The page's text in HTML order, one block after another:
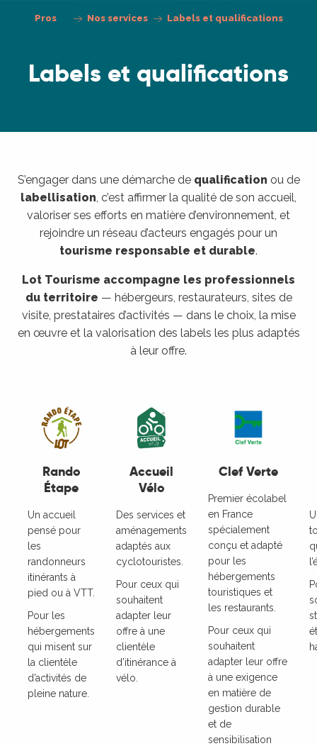
Pros Nos services Labels et qualifications
Labels et qualifications
S’engager dans une démarche de qualification ou de
labellisation, c’est affirmer la qualité de son accueil,
valoriser ses efforts en matière d’environnement, et
rejoindre un réseau d’acteurs engagés pour un
tourisme responsable et durable.
Lot Tourisme accompagne les professionnels
du territoire — hébergeurs, restaurateurs, sites de
visite, prestataires d’activités — dans le choix, la mise
en œuvre et la valorisation des labels les plus adaptés
à leur offre.
Rando
Étape
Un accueil
pensé pour
les
randonneurs
itinérants à
pied ou à VTT.
Pour les
hébergements
qui misent sur
la clientèle
d’activités de
pleine nature.
Accueil
Vélo
Des services et
aménagements
adaptés aux
cyclotouristes.
Pour ceux qui
souhaitent
adapter leur
offre à une
clientèle
d’itinérance à
vélo.
Clef Verte
Premier écolabel
en France
spécialement
conçu et adapté
pour les
hébergements
touristiques et
les restaurants.
Pour ceux qui
souhaitent
adapter leur offre
à une exigence
en matière de
gestion durable
et de
sensibilisation